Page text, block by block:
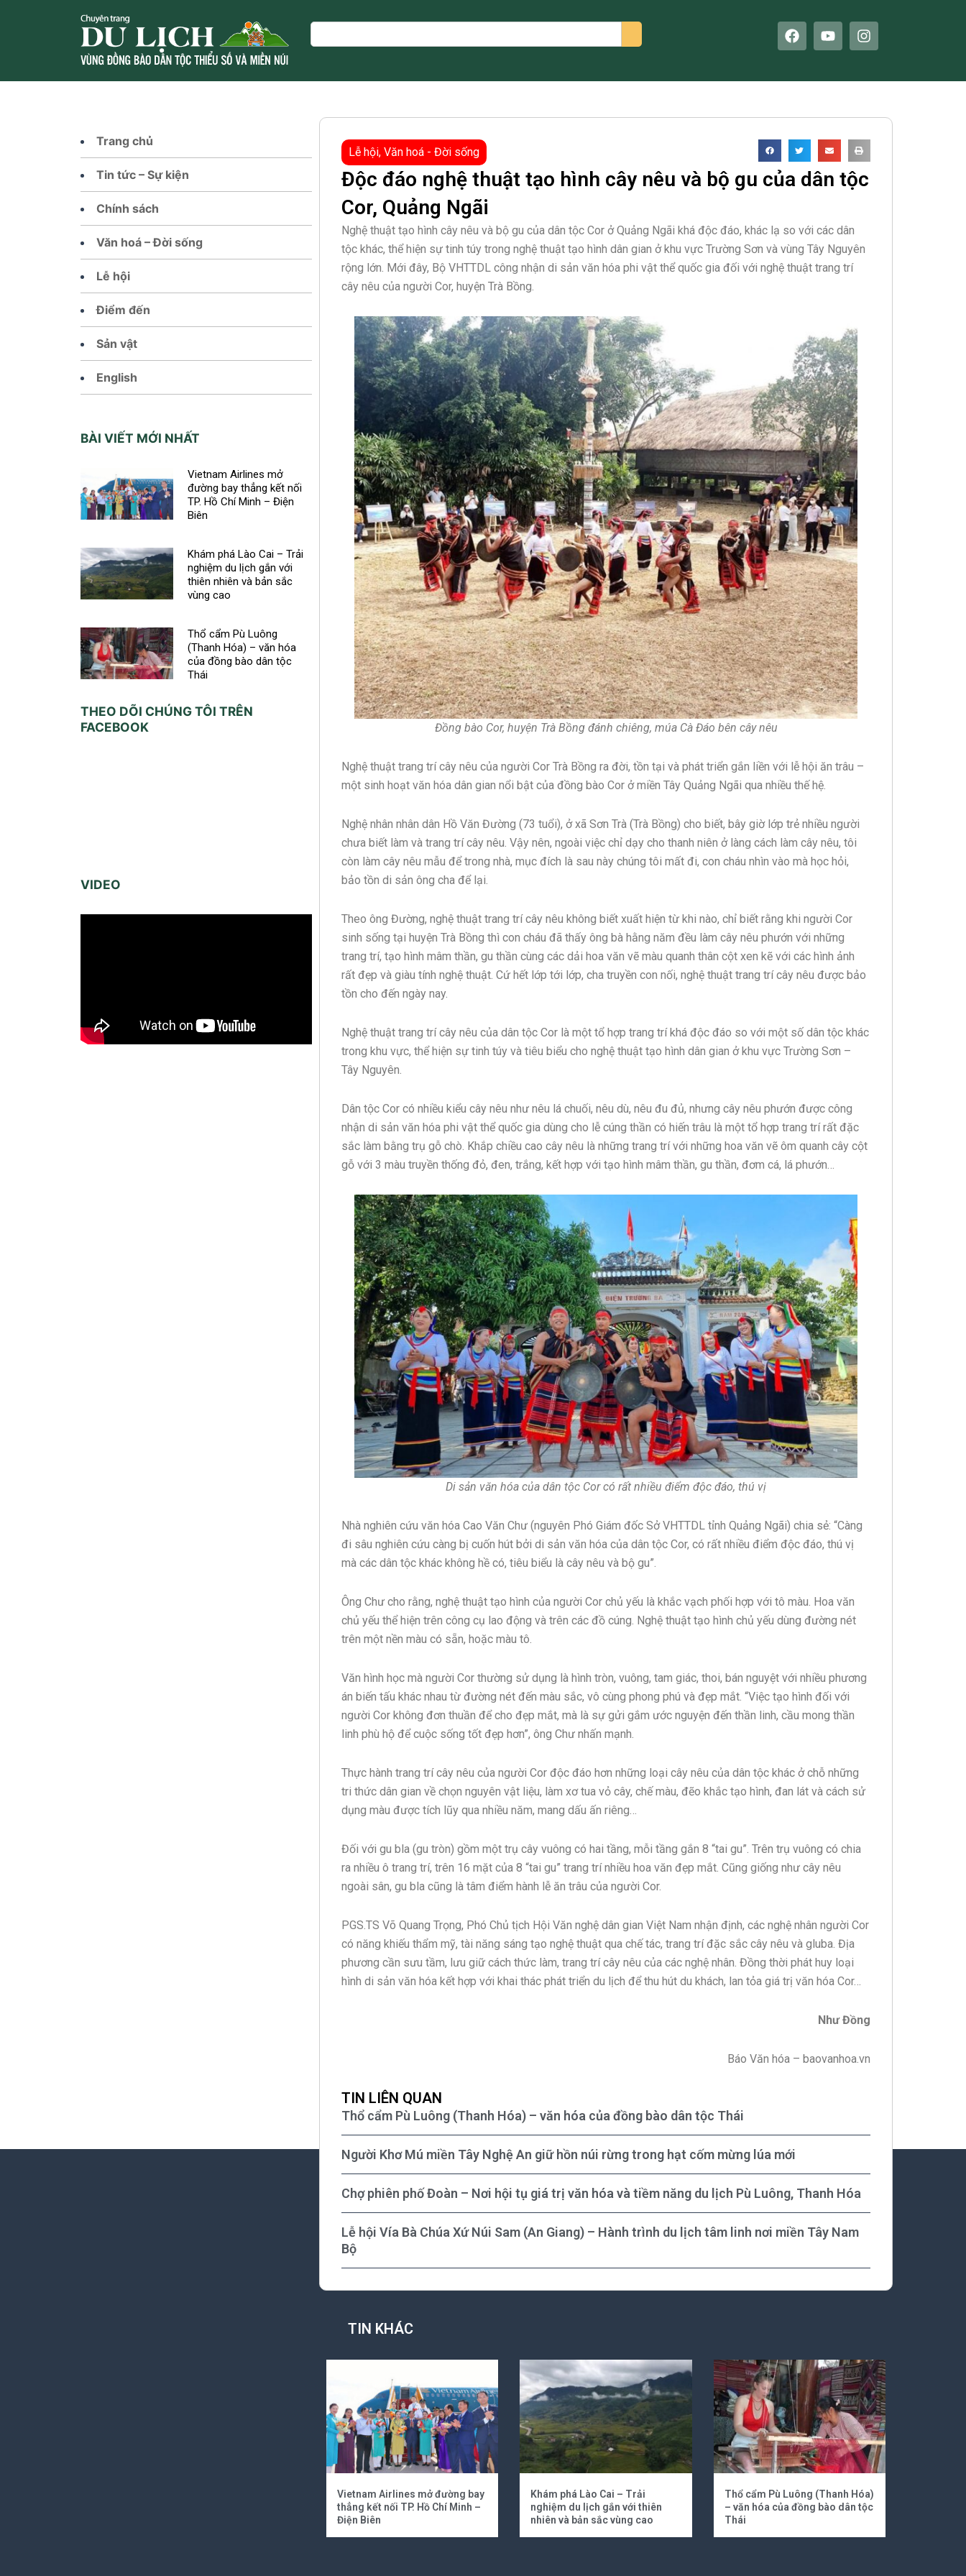
Search
F
a
b
o
Y
o
u
e
I
n
a
r
m
Trang chủ
Tin tức – Sự kiện
Chính sách
Văn hoá – Đời sống
Lễ hội
Điểm đến
Sản vật
English
BÀI VIẾT MỚI NHẤT
Vietnam Airlines mở
đường bay thẳng kết nối
TP. Hồ Chí Minh – Điện
Biên
Khám phá Lào Cai – Trải
nghiệm du lịch gắn với
thiên nhiên và bản sắc
vùng cao
Thổ cẩm Pù Luông
(Thanh Hóa) – văn hóa
của đồng bào dân tộc
Thái
THEO DÕI CHÚNG TÔI TRÊN
FACEBOOK
VIDEO
Lễ hội, Văn hoá - Đời sống
Độc đáo nghệ thuật tạo hình cây nêu và bộ gu của dân tộc
Cor, Quảng Ngãi
Nghệ thuật tạo hình cây nêu và bộ gu của dân tộc Cor ở Quảng Ngãi khá độc đáo, khác lạ so với các dân
tộc khác, thể hiện sự tinh túy trong nghệ thuật tạo hình dân gian ở khu vực Trường Sơn và vùng Tây Nguyên
rộng lớn. Mới đây, Bộ VHTTDL công nhận di sản văn hóa phi vật thể quốc gia đối với nghệ thuật trang trí
cây nêu của người Cor, huyện Trà Bồng.
Đồng bào Cor, huyện Trà Bồng đánh chiêng, múa Cà Đáo bên cây nêu
Nghệ thuật trang trí cây nêu của người Cor Trà Bồng ra đời, tồn tại và phát triển gắn liền với lễ hội ăn trâu –
một sinh hoạt văn hóa dân gian nổi bật của đồng bào Cor ở miền Tây Quảng Ngãi qua nhiều thế hệ.
Nghệ nhân nhân dân Hồ Văn Đường (73 tuổi), ở xã Sơn Trà (Trà Bồng) cho biết, bây giờ lớp trẻ nhiều người
chưa biết làm và trang trí cây nêu. Vậy nên, ngoài việc chỉ dạy cho thanh niên ở làng cách làm cây nêu, tôi
còn làm cây nêu mẫu để trong nhà, mục đích là sau này chúng tôi mất đi, con cháu nhìn vào mà học hỏi,
bảo tồn di sản ông cha để lại.
Theo ông Đường, nghệ thuật trang trí cây nêu không biết xuất hiện từ khi nào, chỉ biết rằng khi người Cor
sinh sống tại huyện Trà Bồng thì con cháu đã thấy ông bà hằng năm đều làm cây nêu phướn với những
trang trí, tạo hình mâm thần, gu thần cùng các dải hoa văn vẽ màu quanh thân cột xen kẽ với các hình ảnh
rất đẹp và giàu tính nghệ thuật. Cứ hết lớp tới lớp, cha truyền con nối, nghệ thuật trang trí cây nêu được bảo
tồn cho đến ngày nay.
Nghệ thuật trang trí cây nêu của dân tộc Cor là một tổ hợp trang trí khá độc đáo so với một số dân tộc khác
trong khu vực, thể hiện sự tinh túy và tiêu biểu cho nghệ thuật tạo hình dân gian ở khu vực Trường Sơn –
Tây Nguyên.
Dân tộc Cor có nhiều kiểu cây nêu như nêu lá chuối, nêu dù, nêu đu đủ, nhưng cây nêu phướn được công
nhận di sản văn hóa phi vật thể quốc gia dùng cho lễ cúng thần có hiến trâu là một tổ hợp trang trí rất đặc
sắc làm bằng trụ gỗ chò. Khắp chiều cao cây nêu là những trang trí với những hoa văn vẽ ôm quanh cây cột
gỗ với 3 màu truyền thống đỏ, đen, trắng, kết hợp với tạo hình mâm thần, gu thần, đơm cá, lá phướn…
Di sản văn hóa của dân tộc Cor có rất nhiều điểm độc đáo, thú vị
Nhà nghiên cứu văn hóa Cao Văn Chư (nguyên Phó Giám đốc Sở VHTTDL tỉnh Quảng Ngãi) chia sẻ: “Càng
đi sâu nghiên cứu càng bị cuốn hút bởi di sản văn hóa của dân tộc Cor, có rất nhiều điểm độc đáo, thú vị
mà các dân tộc khác không hề có, tiêu biểu là cây nêu và bộ gu”.
Ông Chư cho rằng, nghệ thuật tạo hình của người Cor chủ yếu là khắc vạch phối hợp với tô màu. Hoa văn
chủ yếu thể hiện trên công cụ lao động và trên các đồ cúng. Nghệ thuật tạo hình chủ yếu dùng đường nét
trên một nền màu có sẵn, hoặc màu tô.
Văn hình học mà người Cor thường sử dụng là hình tròn, vuông, tam giác, thoi, bán nguyệt với nhiều phương
án biến tấu khác nhau từ đường nét đến màu sắc, vô cùng phong phú và đẹp mắt. “Việc tạo hình đối với
người Cor không đơn thuần để cho đẹp mắt, mà là sự gửi gắm ước nguyện đến thần linh, cầu mong thần
linh phù hộ để cuộc sống tốt đẹp hơn”, ông Chư nhấn mạnh.
Thực hành trang trí cây nêu của người Cor độc đáo hơn những loại cây nêu của dân tộc khác ở chỗ những
tri thức dân gian về chọn nguyên vật liệu, làm xơ tua vỏ cây, chế màu, đẽo khắc tạo hình, đan lát và cách sử
dụng màu được tích lũy qua nhiều năm, mang dấu ấn riêng…
Đối với gu bla (gu tròn) gồm một trụ cây vuông có hai tầng, mỗi tầng gắn 8 “tai gu”. Trên trụ vuông có chia
ra nhiều ô trang trí, trên 16 mặt của 8 “tai gu” trang trí nhiều hoa văn đẹp mắt. Cũng giống như cây nêu
ngoài sân, gu bla cũng là tâm điểm hành lễ ăn trâu của người Cor.
PGS.TS Võ Quang Trọng, Phó Chủ tịch Hội Văn nghệ dân gian Việt Nam nhận định, các nghệ nhân người Cor
có năng khiếu thẩm mỹ, tài năng sáng tạo nghệ thuật qua chế tác, trang trí đặc sắc cây nêu và gluba. Địa
phương cần sưu tầm, lưu giữ cách thức làm, trang trí cây nêu của các nghệ nhân. Đồng thời phát huy loại
hình di sản văn hóa kết hợp với khai thác phát triển du lịch để thu hút du khách, lan tỏa giá trị văn hóa Cor…
Như Đồng
Báo Văn hóa – baovanhoa.vn
TIN LIÊN QUAN
Thổ cẩm Pù Luông (Thanh Hóa) – văn hóa của đồng bào dân tộc Thái
Người Khơ Mú miền Tây Nghệ An giữ hồn núi rừng trong hạt cốm mừng lúa mới
Chợ phiên phố Đoàn – Nơi hội tụ giá trị văn hóa và tiềm năng du lịch Pù Luông, Thanh Hóa
Lễ hội Vía Bà Chúa Xứ Núi Sam (An Giang) – Hành trình du lịch tâm linh nơi miền Tây Nam
Bộ
TIN KHÁC
Vietnam Airlines mở đường bay
thẳng kết nối TP. Hồ Chí Minh –
Điện Biên
Khám phá Lào Cai – Trải
nghiệm du lịch gắn với thiên
nhiên và bản sắc vùng cao
Thổ cẩm Pù Luông (Thanh Hóa)
– văn hóa của đồng bào dân tộc
Thái